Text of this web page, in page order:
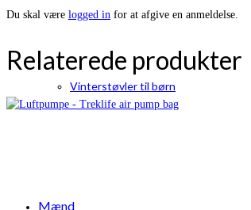
Vinterstøvler til børn
Mænd
Du skal være logged in for at afgive en anmeldelse.
Relaterede produkter